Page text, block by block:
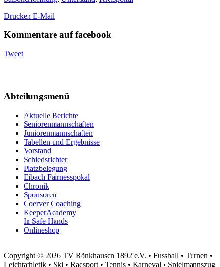
Drucken E-Mail
Kommentare auf facebook
Tweet
Abteilungsmenü
Aktuelle Berichte
Seniorenmannschaften
Juniorenmannschaften
Tabellen und Ergebnisse
Vorstand
Schiedsrichter
Platzbelegung
Eibach Fairnesspokal
Chronik
Sponsoren
Coerver Coaching
KeeperAcademy
In Safe Hands
Onlineshop
Copyright © 2026 TV Rönkhausen 1892 e.V. • Fussball • Turnen •
Leichtathletik • Ski • Radsport • Tennis • Karneval • Spielmannszug